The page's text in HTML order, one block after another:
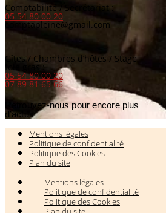
Comptabilité / Secrétariat :
05 54 80 00 20
comptapleine@gmail.com
Gîtes / Chambres d’hôtes / Stage
foie gras :
05 54 80 00 20
07 89 81 65 66
Retrouvez-nous pour encore plus
d’actus
Mentions légales
Politique de confidentialité
Politique des Cookies
Plan du site
Mentions légales
Politique de confidentialité
Politique des Cookies